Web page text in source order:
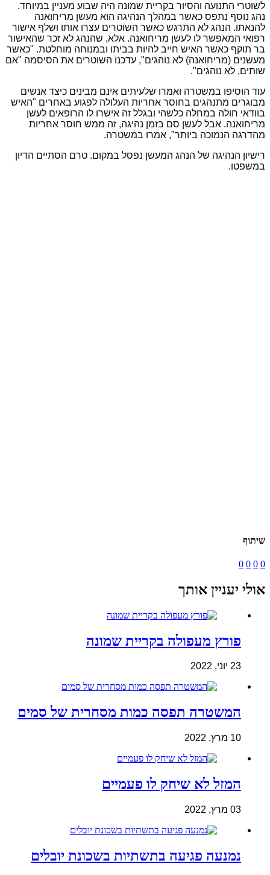
לשוטרי התנועה והסיור בקריית שמונה היה שבוע מעניין במיוחד.
נהג נוסף נתפס כאשר במהלך הנהיגה הוא מעשן מריחואנה
להנאתו. הנהג לא התרגש כאשר השוטרים עצרו אותו ושלף אישור
רפואי המאפשר לו לעשן מריחואנה. אלא, שהנהג לא זכר שהאישור
בר תוקף כאשר האיש חייב להיות בביתו ובמנוחה מוחלטת. "כאשר
מעשנים (מריחואנה) לא נוהגים", עדכנו השוטרים את הסיסמה "אם
שותים, לא נוהגים".
עוד הוסיפו במשטרה ואמרו שלעיתים אינם מבינים כיצד אנשים
מבוגרים מתנהגים בחוסר אחריות העלולה לפגוע באחרים "האיש
בוודאי חולה במחלה כלשהי ובגלל זה אישרו לו הרופאים לעשן
מריחואנה. אבל לעשן סם בזמן נהיגה, זה ממש חוסר אחריות
מהדרגה הנמוכה ביותר", אמרו במשטרה.
רישיון הנהיגה של הנהג המעשן נפסל במקום. טרם הסתיים הדיון
במשפטו.
שיתוף
0
0
0
0
אולי יעניין אותך
פורץ מעפולה בקריית שמונה
23 יוני, 2022
המשטרה תפסה כמות מסחרית של סמים
10 מרץ, 2022
המזל לא שיחק לו פעמיים
03 מרץ, 2022
נמנעה פגיעה בתשתיות בשכונת יובלים